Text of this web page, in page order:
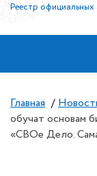
Реестр официальных
Главная /
обучат основам
«СВОе Дело.